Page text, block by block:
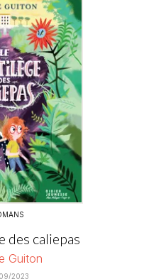
des caliepas
Guiton
2023